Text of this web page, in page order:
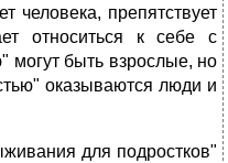
человека, препятствует
относиться к себе с
могут быть взрослые, но
оказываются люди и
для подростков"